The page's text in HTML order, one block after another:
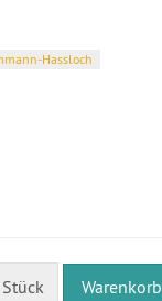
Hassloch
Stück Warenkorb